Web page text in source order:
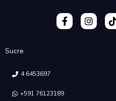
Sucre
4 6453697
+591 76123189